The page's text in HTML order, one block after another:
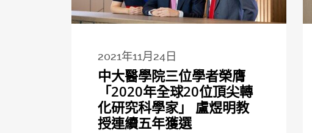
2021年11月24日
中大醫學院三位學者榮膺
「2020年全球20位頂尖轉
化研究科學家」 盧煜明教
授連續五年獲選